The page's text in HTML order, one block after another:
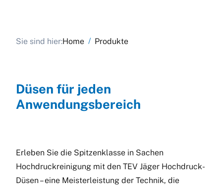
Sie sind hier:Home / Produkte
Düsen für jeden
Anwendungsbereich
Erleben Sie die Spitzenklasse in Sachen
Hochdruckreinigung mit den TEV Jäger Hochdruck-
Düsen – eine Meisterleistung der Technik, die